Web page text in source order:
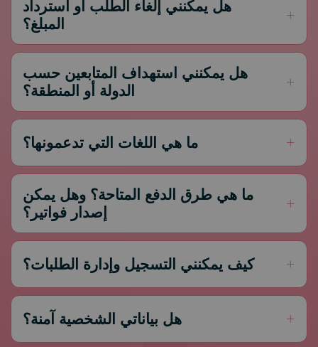
هل يمكنني إلغاء الطلب أو استرداد
المبلغ؟
هل يمكنني استهداف المتابعين حسب
الدولة أو المنطقة؟
ما هي اللغات التي تدعمونها؟
ما هي طرق الدفع المتاحة؟ وهل يمكن
إصدار فواتير؟
كيف يمكنني التسجيل وإدارة الطلبات؟
هل بياناتي الشخصية آمنة؟